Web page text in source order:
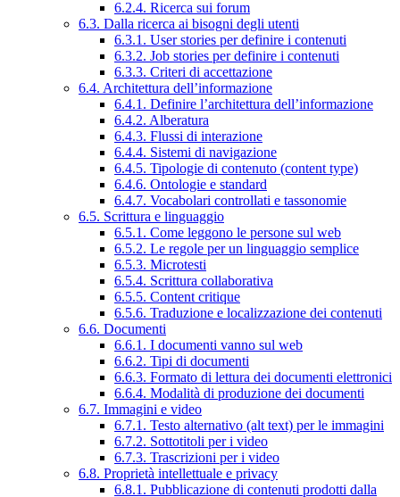
6.2.4. Ricerca sui forum
6.3. Dalla ricerca ai bisogni degli utenti
6.3.1. User stories per definire i contenuti
6.3.2. Job stories per definire i contenuti
6.3.3. Criteri di accettazione
6.4. Architettura dell’informazione
6.4.1. Definire l’architettura dell’informazione
6.4.2. Alberatura
6.4.3. Flussi di interazione
6.4.4. Sistemi di navigazione
6.4.5. Tipologie di contenuto (content type)
6.4.6. Ontologie e standard
6.4.7. Vocabolari controllati e tassonomie
6.5. Scrittura e linguaggio
6.5.1. Come leggono le persone sul web
6.5.2. Le regole per un linguaggio semplice
6.5.3. Microtesti
6.5.4. Scrittura collaborativa
6.5.5. Content critique
6.5.6. Traduzione e localizzazione dei contenuti
6.6. Documenti
6.6.1. I documenti vanno sul web
6.6.2. Tipi di documenti
6.6.3. Formato di lettura dei documenti elettronici
6.6.4. Modalità di produzione dei documenti
6.7. Immagini e video
6.7.1. Testo alternativo (alt text) per le immagini
6.7.2. Sottotitoli per i video
6.7.3. Trascrizioni per i video
6.8. Proprietà intellettuale e privacy
6.8.1. Pubblicazione di contenuti prodotti dalla